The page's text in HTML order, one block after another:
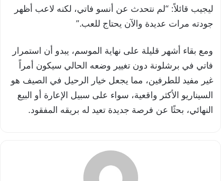
ليجيب قائلاً: “لم نتحدث عن أنسو فاتي، لكنه لاعب أظهر
جودته مرات عديدة والآن يحتاج للعب.”
ومع بقاء أشهر قليلة على نهاية الموسم، يبدو أن استمرار
فاتي في برشلونة دون تغيير وضعه الحالي سيكون أمراً
غير مفيد للطرفين، مما يجعل خيار الرحيل في الصيف هو
السيناريو الأكثر واقعية، سواء على سبيل الإعارة أو البيع
النهائي، بحثًا عن فرصة جديدة تعيد له بريقه المفقود.